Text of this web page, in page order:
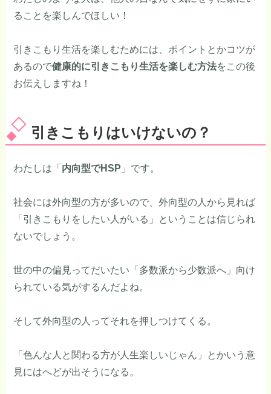
ることを楽しんでほしい！
引きこもり生活を楽しむためには、ポイントとかコツが
あるので健康的に引きこもり生活を楽しむ方法をこの後
お伝えしますね！
引きこもりはいけないの？
わたしは「 内向型でHSP 」です。
社会には外向型の方が多いので、外向型の人から見れば
「引きこもりをしたい人がいる」ということは信じられ
ないでしょう。
世の中の偏見ってだいたい「多数派から少数派へ」向け
られている気がするんだよね。
そして外向型の人ってそれを押しつけてくる。
「色んな人と関わる方が人生楽しいじゃん」とかいう意
見にはへどが出そうになる。